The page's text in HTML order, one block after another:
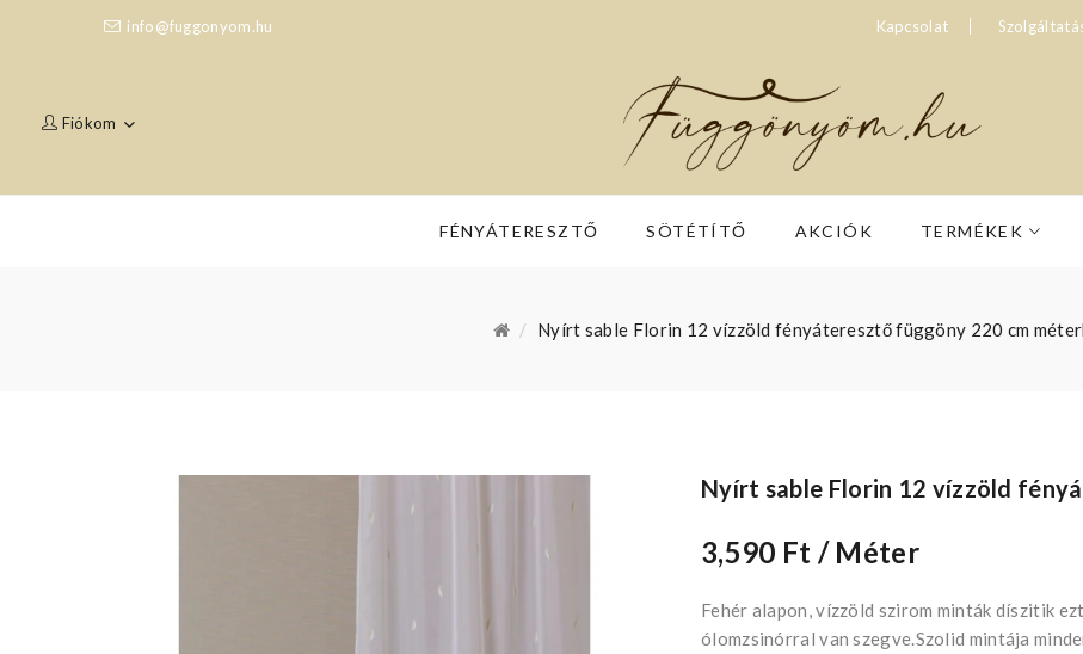
info@fuggonyom.hu Kapcsolat
Fiókom
FÉNYÁTERESZTŐ SÖTÉTÍTŐ AKCIÓK TERMÉKEK
Nyírt sable Florin 12 vízzöld fényáteresztő függöny 220 cm
Nyírt sable Florin 12 vízzöld
3,590 Ft / Méter
Fehér alapon, vízzöld szirom minták díszitik
ólomzsinórral van szegve.Szolid mintája